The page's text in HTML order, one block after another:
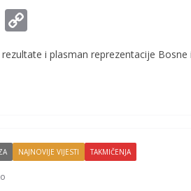
E
ai p
k
i plasman reprezentacije
NAJNOVIJE VIJESTI TAKMIČENJA